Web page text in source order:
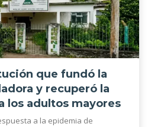
que fundó la
y recuperó la
los adultos mayores
a la epidemia de